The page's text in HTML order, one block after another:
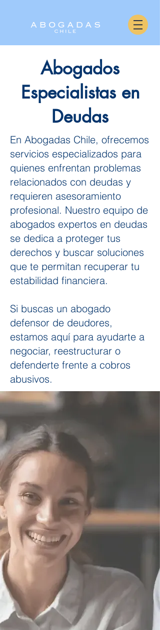
Abogados
Especialistas en
Deudas
En Abogadas Chile, ofrecemos
servicios especializados para
quienes enfrentan problemas
relacionados con deudas y
requieren asesoramiento
profesional. Nuestro equipo de
abogados expertos en deudas
se dedica a proteger tus
derechos y buscar soluciones
que te permitan recuperar tu
estabilidad financiera.
Si buscas un abogado
defensor de deudores,
estamos aquí para ayudarte a
negociar, reestructurar o
defenderte frente a cobros
abusivos.